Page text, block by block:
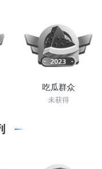
吃瓜群众
未获得